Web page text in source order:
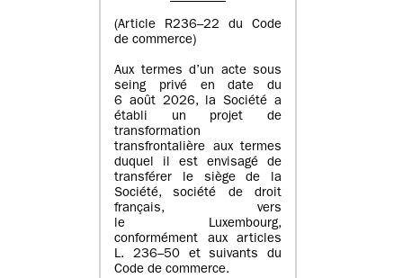
(Article R236–22 du Code
de commerce)
Aux termes d’un acte sous
seing privé en date du
6 août 2026, la Société a
établi un projet de
transformation
transfrontalière aux termes
duquel il est envisagé de
transférer le siège de la
Société, société de droit
français, vers
le Luxembourg,
conformément aux articles
L. 236–50 et suivants du
Code de commerce.